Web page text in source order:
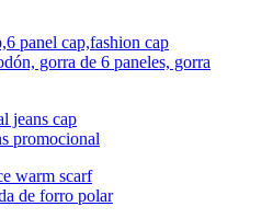
gorra de 6 paneles, gorra
promocional
de forro polar